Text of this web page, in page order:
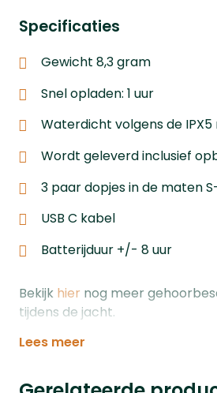
Specificaties
Gewicht 8,3 gram
Snel opladen: 1 uur
Waterdicht volgens de
Wordt geleverd inclusief
3 paar dopjes in de maten
USB C kabel
Batterijduur +/- 8 uur
Bekijk hier nog meer
tijdens de jacht.
Lees meer